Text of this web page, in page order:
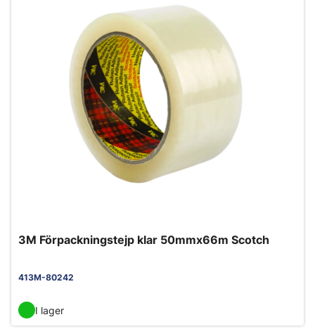
3M Förpackningstejp klar 50mmx66m Scotch
413M-80242
I lager